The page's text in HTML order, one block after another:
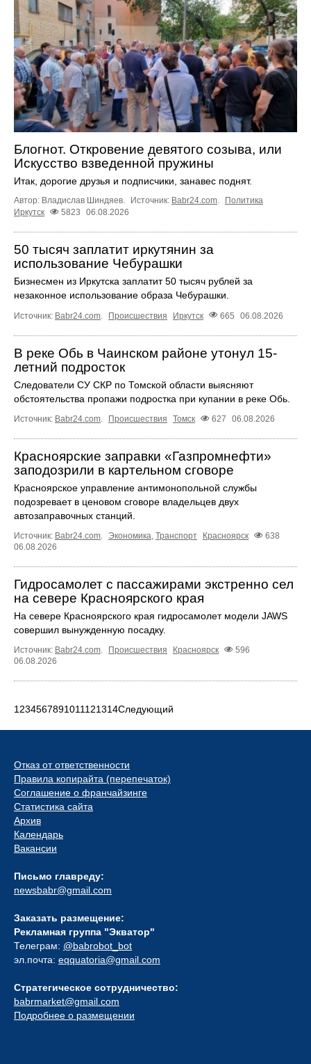
Блогнот. Откровение девятого созыва, или
Искусство взведенной пружины
Итак, дорогие друзья и подписчики, занавес поднят.
Автор: Владислав Шиндяев. Источник: Babr24.com.
Политика
Иркутск
5823 06.08.2026
50 тысяч заплатит иркутянин за
использование Чебурашки
Бизнесмен из Иркутска заплатит 50 тысяч рублей за
незаконное использование образа Чебурашки.
Источник: Babr24.com Происшествия Иркутск 665 06.08.2026
В реке Обь в Чаинском районе утонул 15-
летний подросток
Следователи СУ СКР по Томской области выясняют
обстоятельства пропажи подростка при купании в реке Обь.
Источник: Babr24.com Происшествия Томск 627 06.08.2026
Красноярские заправки «Газпромнефти»
заподозрили в картельном сговоре
Красноярское управление антимонопольной службы
подозревает в ценовом сговоре владельцев двух
автозаправочных станций.
Источник: Babr24.com Экономика Транспорт Красноярск
638
06.08.2026
Гидросамолет с пассажирами экстренно сел
на севере Красноярского края
На севере Красноярского края гидросамолет модели JAWS
совершил вынужденную посадку.
Источник: Babr24.com. Происшествия Красноярск
596
06.08.2026
1 234567891011121314Следующий
Отказ от ответственности
Правила копирайта (перепечаток)
Соглашение о франчайзинге
Статистика сайта
Архив
Календарь
Вакансии
Письмо главреду:
newsbabr@gmail.com
Заказать размещение:
Рекламная группа "Экватор"
Телеграм: @babrobot_bot
эл.почта: eqquatoria@gmail.com
Стратегическое сотрудничество:
babrmarket@gmail.com
Подробнее о размещении